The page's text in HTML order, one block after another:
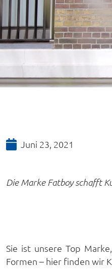
Juni 23, 2021
Die Marke Fatboy schafft
Sie ist unsere Top
Formen – hier finden wir